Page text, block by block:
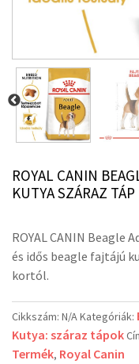
ROYAL CANIN
KUTYA SZÁRAZ TÁP
ROYAL CANIN Beagle
és idős beagle fajtájú
kortól.
Cikkszám: N/AKategóriák:
Kutya: száraz tápok
Termék, Royal Canin